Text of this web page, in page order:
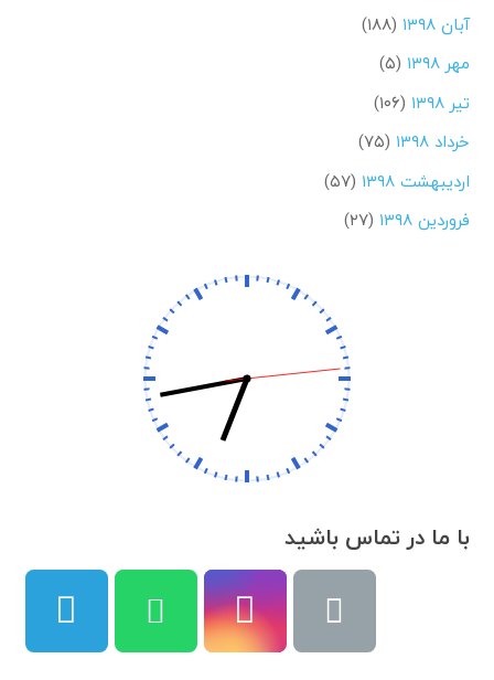
آبان ۱۳۹۸
(۱۸۸)
مهر ۱۳۹۸
(۵)
تیر ۱۳۹۸
(۱۰۶)
خرداد ۱۳۹۸
(۷۵)
اردیبهشت ۱۳۹۸
(۵۷)
فروردین ۱۳۹۸
(۲۷)
با ما در تماس باشید